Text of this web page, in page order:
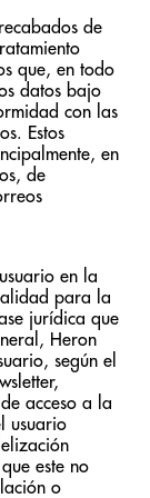
de
que, en todo
datos bajo
con las
Estos
en
de
en la
para la
jurídica que
Heron
según el
acceso a la
usuario
este no
o